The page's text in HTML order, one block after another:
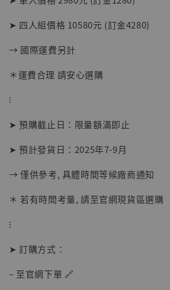
子彈飛 鵝城縣長 張麻子 [BK01]
NT$ 4,980
➤ 四人組價格 10580元 (訂金4280)
→ 國際運費另計
＊運費合理 請安心選購
⁝
➤ 預購截止日：限量額滿即止
➤ 預計發貨日：2025年7-9月
→ 僅供參考, 具體時間等候廠商通知
＊ 若有時間考量, 請至官網現貨區選購
⁝
➤ 訂購方式：
– 至官網下單 🔗